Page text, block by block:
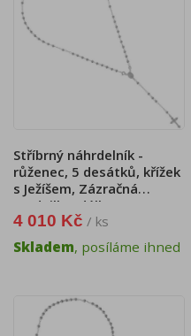
Stříbrný náhrdelník -
růženec, 5 desátků, křížek
s Ježíšem, Zázračná
medailka, délka 53 cm
4 010 Kč / ks
Skladem, posíláme ihned